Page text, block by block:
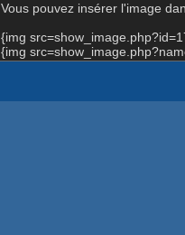
Vous pouvez insérer l'image
{img
{img